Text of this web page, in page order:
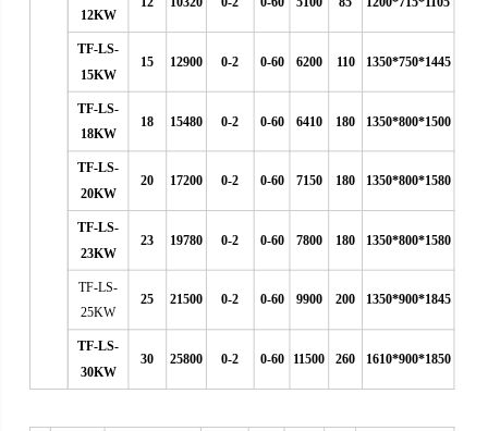
12KW
TF-LS-
15KW
15 12900 0-2 0-60 6200 110 1350*750*1445
TF-LS-
18KW
18 15480 0-2 0-60 6410 180 1350*800*1500
TF-LS-
20KW
20 17200 0-2 0-60 7150 180 1350*800*1580
TF-LS-
23KW
23 19780 0-2 0-60 7800 180 1350*800*1580
TF-LS-
25KW
25 21500 0-2 0-60 9900 200 1350*900*1845
TF-LS-
30KW
30 25800 0-2 0-60 11500 260 1610*900*1850